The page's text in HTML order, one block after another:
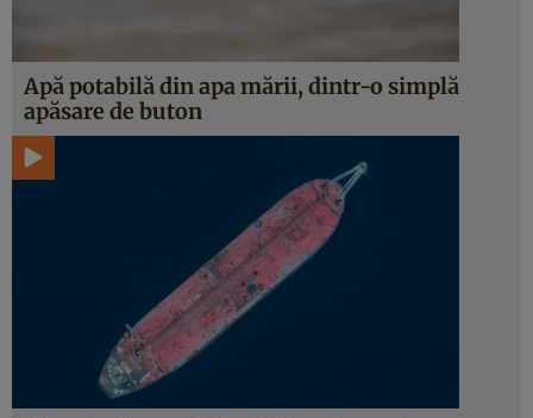
Apă potabilă din apa mării, dintr-o simplă
apăsare de buton